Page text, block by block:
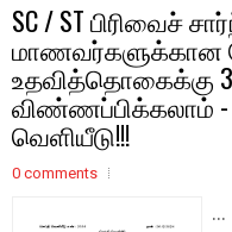
SC / ST பிரிவைச்
மாணவர்களுக்கான
உதவித்தொகைக்கு
விண்ணப்பிக்கலாம் -
வெளியீடு!!!
0 comments
...